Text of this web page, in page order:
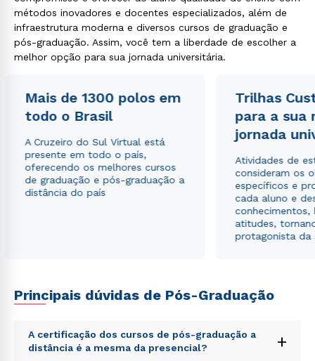
métodos inovadores e docentes especializados, além de
infraestrutura moderna e diversos cursos de graduação e
pós-graduação. Assim, você tem a liberdade de escolher a
melhor opção para sua jornada universitária.
Mais de 1300 polos em
todo o Brasil
A Cruzeiro do Sul Virtual está
presente em todo o país,
oferecendo os melhores cursos
de graduação e pós-graduação a
distância do país
Trilhas
para a sua
jornada
Atividades de
consideram os
específicos e
cada aluno e
conhecimentos,
atitudes,
protagonista da
Principais dúvidas de Pós-Graduação
A certificação dos cursos de pós-graduação a
distância é a mesma da presencial?
+